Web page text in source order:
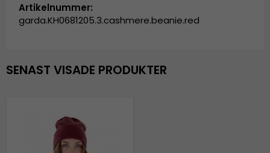
Artikelnummer:
garda.KH0681205.3.cashmere.beanie.red
SENAST VISADE PRODUKTER